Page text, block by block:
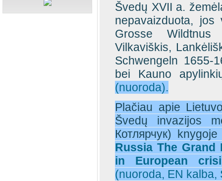
Švedų XVII a.
nepavaizduota, jos
Grosse Wildtnus
Vilkaviškis,
Schwengeln 1655-
bei Kauno
(nuoroda).
Plačiau apie
Švedų invazijos
Котлярчук)
Russia The Grand
in European
(nuoroda, EN kalba,